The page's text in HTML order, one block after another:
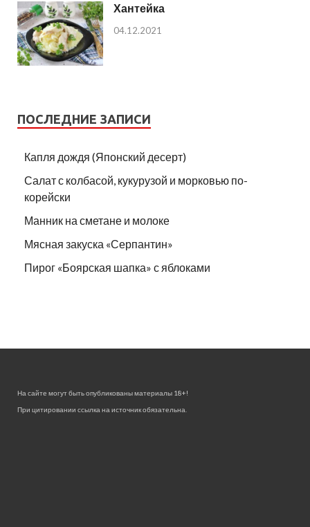
Хантейка
04.12.2021
ПОСЛЕДНИЕ ЗАПИСИ
Капля дождя (Японский десерт)
Салат с колбасой, кукурузой и морковью по-
корейски
Манник на сметане и молоке
Мясная закуска «Серпантин»
Пирог «Боярская шапка» с яблоками
На сайте могут быть опубликованы материалы 18+!
При цитировании ссылка на источник обязательна.